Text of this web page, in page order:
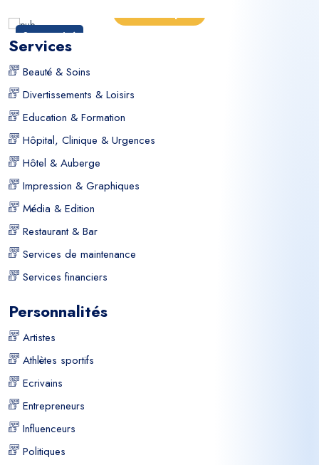
Sponsorisé
Services
Beauté & Soins
Divertissements & Loisirs
Education & Formation
Hôpital, Clinique & Urgences
Hôtel & Auberge
Impression & Graphiques
Média & Edition
Restaurant & Bar
Services de maintenance
Services financiers
Personnalités
Artistes
Athlètes sportifs
Ecrivains
Entrepreneurs
Influenceurs
Politiques